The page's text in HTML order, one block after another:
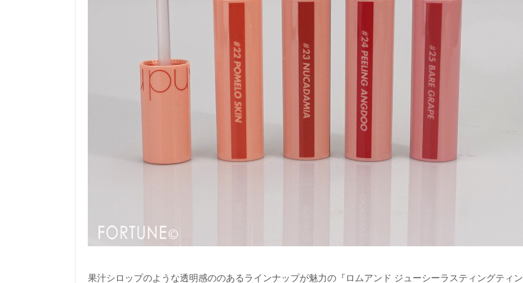
果汁シロップのような透明感ののあるラインナップが魅力の『ロムアンド ジューシーラスティングティン